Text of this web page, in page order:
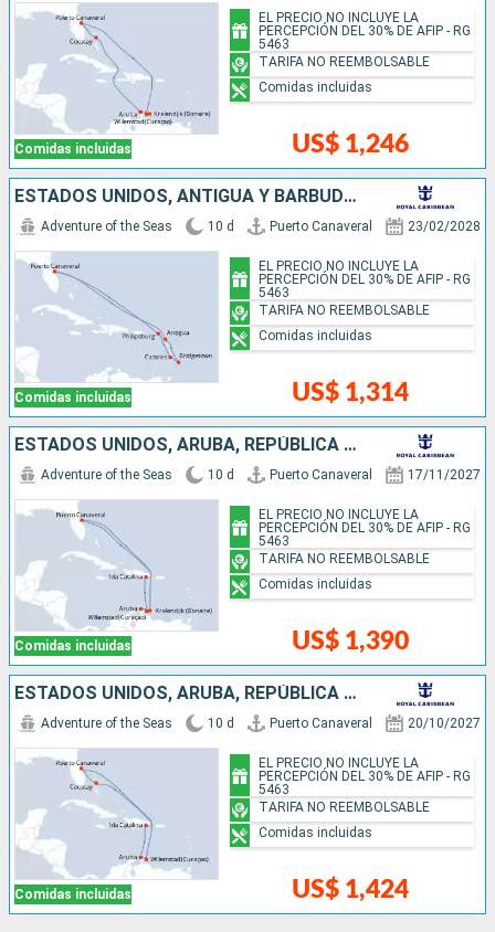
Comidas incluidas US$ 1,246
EL PRECIO NO INCLUYE LA
PERCEPCIÓN DEL 30% DE AFIP - RG
5463
TARIFA NO REEMBOLSABLE
Comidas incluidas
ESTADOS UNIDOS, ANTIGUA Y BARBUDA, BARBADOS, SANTA LUCIA, SAN MARTÍN
Comidas incluidas
Adventure of the Seas 10 d Puerto Canaveral 23/02/2028
US$ 1,314
EL PRECIO NO INCLUYE LA
PERCEPCIÓN DEL 30% DE AFIP - RG
5463
TARIFA NO REEMBOLSABLE
Comidas incluidas
ESTADOS UNIDOS, ARUBA, REPÚBLICA DOMINICANA
Comidas incluidas
Adventure of the Seas 10 d Puerto Canaveral 17/11/2027
US$ 1,390
EL PRECIO NO INCLUYE LA
PERCEPCIÓN DEL 30% DE AFIP - RG
5463
TARIFA NO REEMBOLSABLE
Comidas incluidas
ESTADOS UNIDOS, ARUBA, REPÚBLICA DOMINICANA, BAHAMAS
Comidas incluidas
Adventure of the Seas 10 d Puerto Canaveral 20/10/2027
US$ 1,424
EL PRECIO NO INCLUYE LA
PERCEPCIÓN DEL 30% DE AFIP - RG
5463
TARIFA NO REEMBOLSABLE
Comidas incluidas